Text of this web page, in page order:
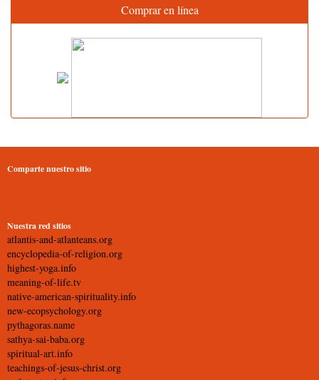
Comprar en línea
Comparte nuestro sitio
Nuestra red sitios
atlantis-and-atlanteans.org
encyclopedia-of-religion.org
highest-yoga.info
meaning-of-life.tv
native-american-spirituality.info
new-ecopsychology.org
pythagoras.name
sathya-sai-baba.org
spiritual-art.info
teachings-of-jesus-christ.org